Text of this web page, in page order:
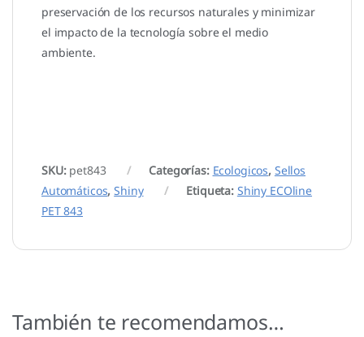
preservación de los recursos naturales y minimizar
el impacto de la tecnología sobre el medio
ambiente.
SKU: pet843 Categorías: Ecologicos, Sellos
Automáticos,Shiny Etiqueta: Shiny ECOline
PET 843
También te recomendamos…